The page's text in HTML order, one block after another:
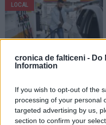
cronica de falticeni - Do
Information
If you wish to opt-out of the
processing of your personal
targeted advertising by us,
section to confirm your
LOCAL
Motorina trece pragul de 10 lei pe
litru. Prețurile la stațiile de
carburanți din Fălticeni continuă să
crească